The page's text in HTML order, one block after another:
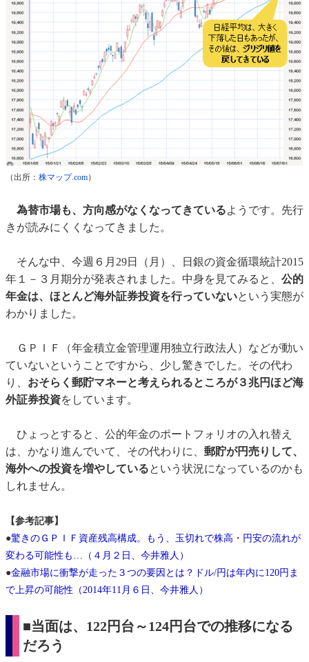
（出所： 株マップ.com）
為替市場も、方向感がなくなってきているようです。先行
きが読みにくくなってきました。
そんな中、今週６月29日（月）、日銀の資金循環統計2015
年１－３月期分が発表されました。中身を見てみると、 公的
年金は、ほとんど海外証券投資を行っていないという実態が
わかりました。
ＧＰＩＦ（年金積立金管理運用独立行政法人）などが動い
ていないということですから、少し驚きでした。その代わ
り、 おそらく郵貯マネーと考えられるところが３兆円ほど海
外証券投資をしています。
ひょっとすると、公的年金のポートフォリオの入れ替え
は、かなり進んでいて、その代わりに、 郵貯が円売りして、
海外への投資を増やしているという状況になっているのかも
しれません。
【参考記事】
●驚きのＧＰＩＦ資産残高構成。もう、玉切れで株高・円安の流れが
変わる可能性も…（４月２日、今井雅人）
●金融市場に衝撃が走った３つの要因とは？ドル/円は年内に120円ま
で上昇の可能性（2014年11月６日、今井雅人）
■当面は、122円台～124円台での推移になる
だろう